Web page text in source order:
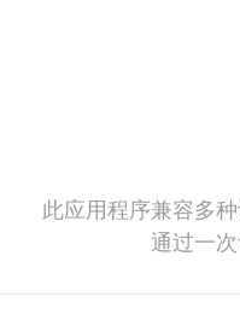
此应用程序兼容多
通过一